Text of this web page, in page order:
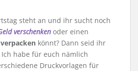
steht an und ihr sucht noch
verschenken oder einen
könnt? Dann seid ihr
habe für euch nämlich
Druckvorlagen für